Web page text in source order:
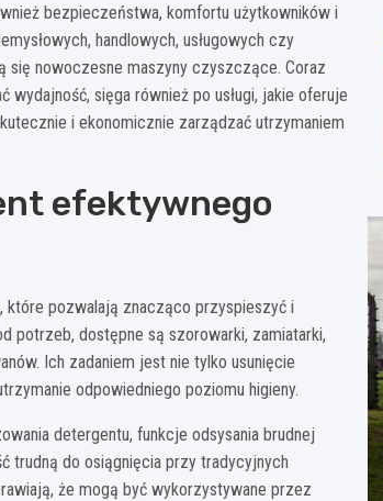
bezpieczeństwa, komfortu użytkowników i
handlowych, usługowych czy
się nowoczesne maszyny czyszczące. Coraz
sięga również po usługi, jakie oferuje
i ekonomicznie zarządzać utrzymaniem
efektywnego
które pozwalają znacząco przyspieszyć i
potrzeb, dostępne są szorowarki, zamiatarki,
Ich zadaniem jest nie tylko usunięcie
odpowiedniego poziomu higieny.
detergentu, funkcje odsysania brudnej
trudną do osiągnięcia przy tradycyjnych
że mogą być wykorzystywane przez